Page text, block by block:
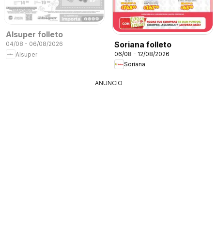
Alsuper folleto
04/08 - 06/08/2026
Alsuper
Soriana folleto
06/08 - 12/08/2026
Soriana
ANUNCIO